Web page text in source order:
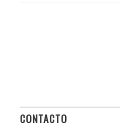
CONTACTO